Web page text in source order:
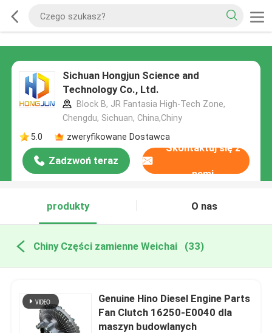
Sichuan Hongjun Science and
Technology Co., Ltd.
Block B, JR Fantasia High-Tech Zone,
Chengdu, Sichuan, China,Chiny
5.0
zweryfikowane Dostawca
Zadzwoń teraz
Skontaktuj się z
nami
produkty O nas
Chiny Części zamienne Weichai (33)
Genuine Hino Diesel Engine Parts
Fan Clutch 16250-E0040 dla
maszyn budowlanych